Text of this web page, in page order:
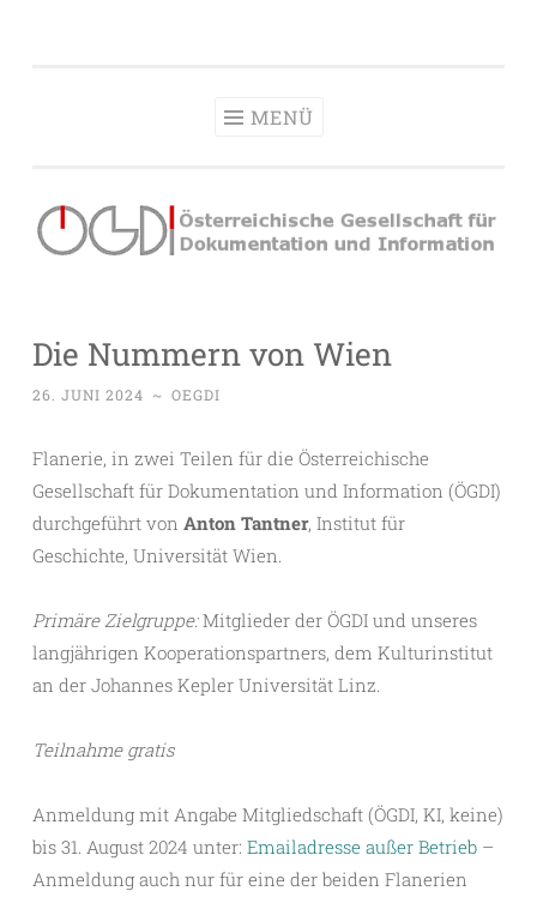
MENÜ
Die Nummern von Wien
26. JUNI 2024 ~ OEGDI
Flanerie, in zwei Teilen für die Österreichische
Gesellschaft für Dokumentation und Information (ÖGDI)
durchgeführt von Anton Tantner, Institut für
Geschichte, Universität Wien.
Primäre Zielgruppe:Mitglieder der ÖGDI und unseres
langjährigen Kooperationspartners, dem Kulturinstitut
an der Johannes Kepler Universität Linz.
Teilnahme gratis
Anmeldung mit Angabe Mitgliedschaft (ÖGDI, KI, keine)
bis 31. August 2024 unter: Emailadresse außer Betrieb –
Anmeldung auch nur für eine der beiden Flanerien